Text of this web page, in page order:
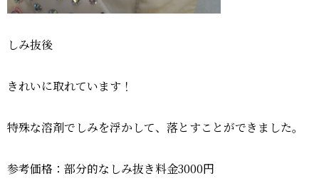
しみ抜後
きれいに取れています！
特殊な溶剤でしみを浮かして、落とすことができました。
参考価格：部分的なしみ抜き料金3000円